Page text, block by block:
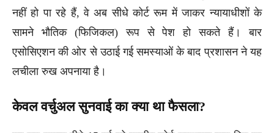
नहीं हो पा रहे हैं, वे अब सीधे कोर्ट रूम में जाकर न्यायाधीशों के
सामने भौतिक (फिजिकल) रूप से पेश हो सकते हैं। बार
एसोसिएशन की ओर से उठाई गई समस्याओं के बाद प्रशासन ने यह
लचीला रुख अपनाया है।
केवल वर्चुअल सुनवाई का क्या था फैसला?